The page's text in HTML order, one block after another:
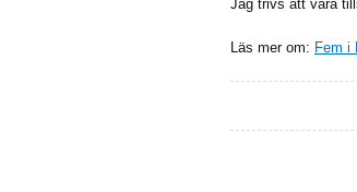
Jag trivs att vara
Läs mer om: Fem i